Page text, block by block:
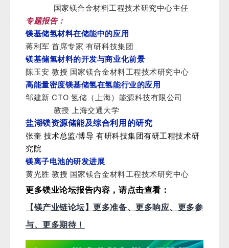
国家镁合金材料工程技术研究中心主任
专题报告：
镁基储氢材料在储能中的应用
蒋利军 首席专家 有研科技集团
镁基储氢材料的开发与商业化前景
陈玉安 教授 国家镁合金材料工程技术研究中心
高能量密度镁基储氢在氢能行业的应用
邹建新 CTO氢储（上海）能源科技有限公司
教授 上海交通大学
盐湖镁资源储能及综合利用的研究
张奎 技术总监/博导 有研科技集团有研工程技术研
究院
镁离子电池的研发进展
黄光胜 教授 国家镁合金材料工程技术研究中心
更多镁业论坛报告内容，请点击查看：
【镁产业链论坛】更多准备、更多响应、更多参
与、更多期待！